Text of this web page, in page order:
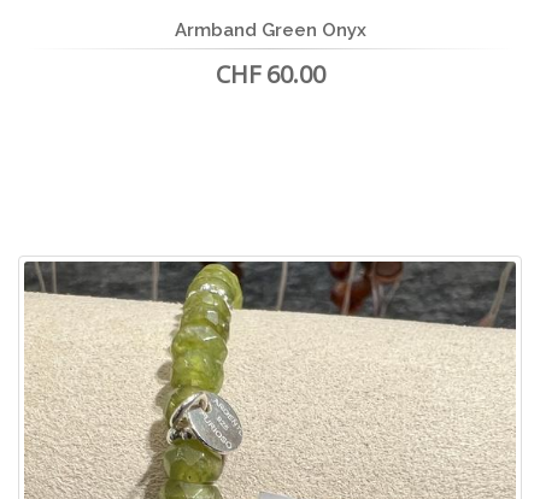
Armband Green Onyx
CHF 60.00